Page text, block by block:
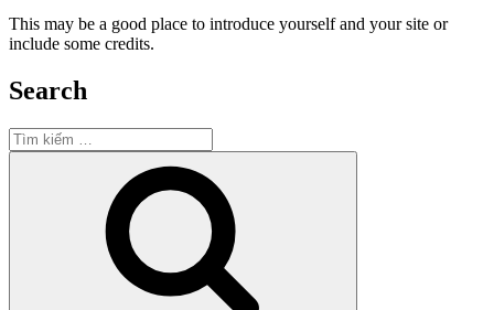
This may be a good place to introduce yourself and your site or
include some credits.
Search
Tìm
kiếm: